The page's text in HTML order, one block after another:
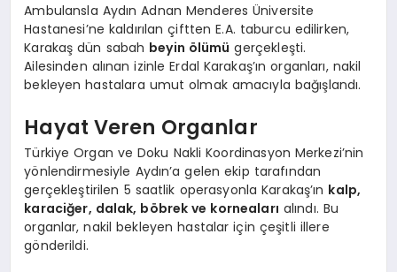
Ambulansla Aydın Adnan Menderes Üniversite
Hastanesi’ne kaldırılan çiftten E.A. taburcu edilirken,
Karakaş dün sabah beyin ölümü gerçekleşti.
Ailesinden alınan izinle Erdal Karakaş’ın organları, nakil
bekleyen hastalara umut olmak amacıyla bağışlandı.
Hayat Veren Organlar
Türkiye Organ ve Doku Nakli Koordinasyon Merkezi’nin
yönlendirmesiyle Aydın’a gelen ekip tarafından
gerçekleştirilen 5 saatlik operasyonla Karakaş’ın kalp,
karaciğer, dalak, böbrek ve korneaları alındı. Bu
organlar, nakil bekleyen hastalar için çeşitli illere
gönderildi.